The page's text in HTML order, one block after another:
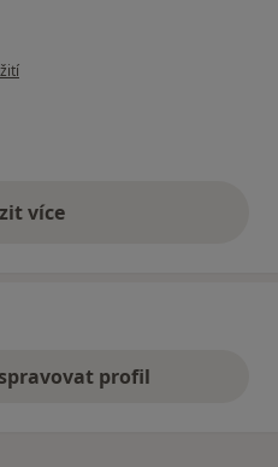
Pacient
více
výše uvedené názory
profil